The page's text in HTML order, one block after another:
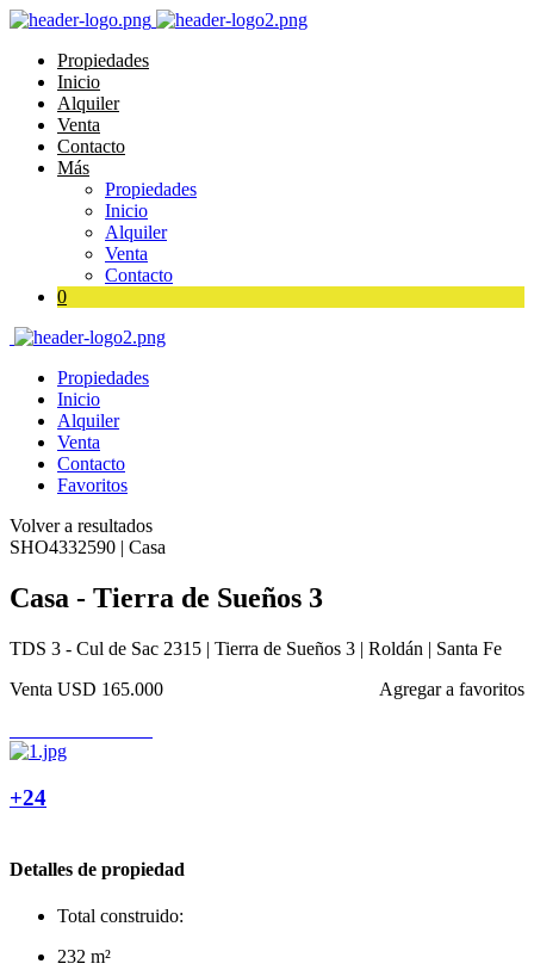
Propiedades
Inicio
Alquiler
Venta
Contacto
Más
Propiedades
Inicio
Alquiler
Venta
Contacto
0
Propiedades
Inicio
Alquiler
Venta
Contacto
Favoritos
Volver a resultados
SHO4332590 | Casa
Casa - Tierra de Sueños 3
TDS 3 - Cul de Sac 2315 | Tierra de Sueños 3 | Roldán | Santa Fe
Agregar a favoritos
Venta USD 165.000
+24
Detalles de propiedad
Total construido:
232 m²